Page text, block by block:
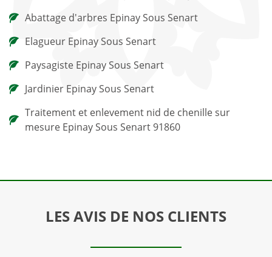
Abattage d'arbres Epinay Sous Senart
Elagueur Epinay Sous Senart
Paysagiste Epinay Sous Senart
Jardinier Epinay Sous Senart
Traitement et enlevement nid de chenille sur
mesure Epinay Sous Senart 91860
LES AVIS DE NOS CLIENTS